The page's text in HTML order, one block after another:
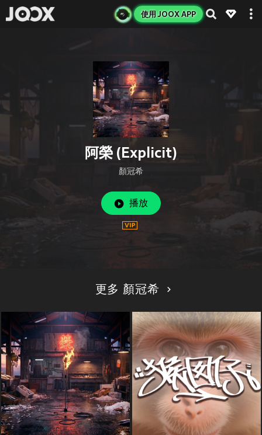
使用 JOOX APP
阿榮 (Explicit)
顏冠希
播放
更多 顏冠希